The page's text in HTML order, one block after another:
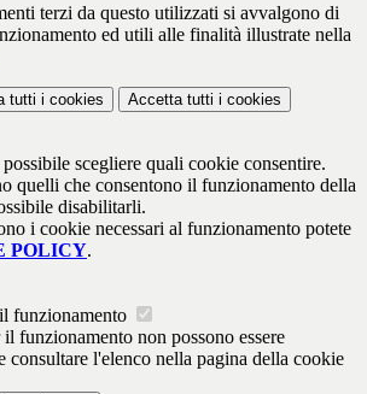
terzi da questo utilizzati si avvalgono di
ed utili alle finalità illustrate nella
tutti i cookies Accetta tutti i cookies
scegliere quali cookie consentire.
quelli che consentono il funzionamento della
disabilitarli.
i cookie necessari al funzionamento potete
POLICY.
funzionamento
funzionamento non possono essere
consultare l'elenco nella pagina della cookie